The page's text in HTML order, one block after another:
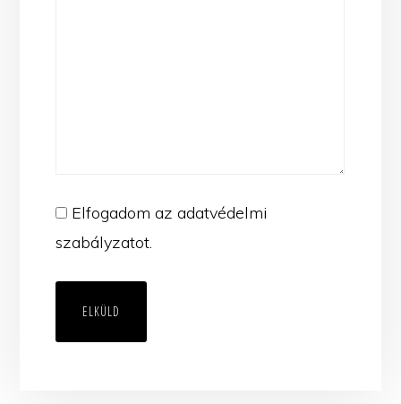
(Kötelező)
Elfogadom az adatvédelmi
szabályzatot.